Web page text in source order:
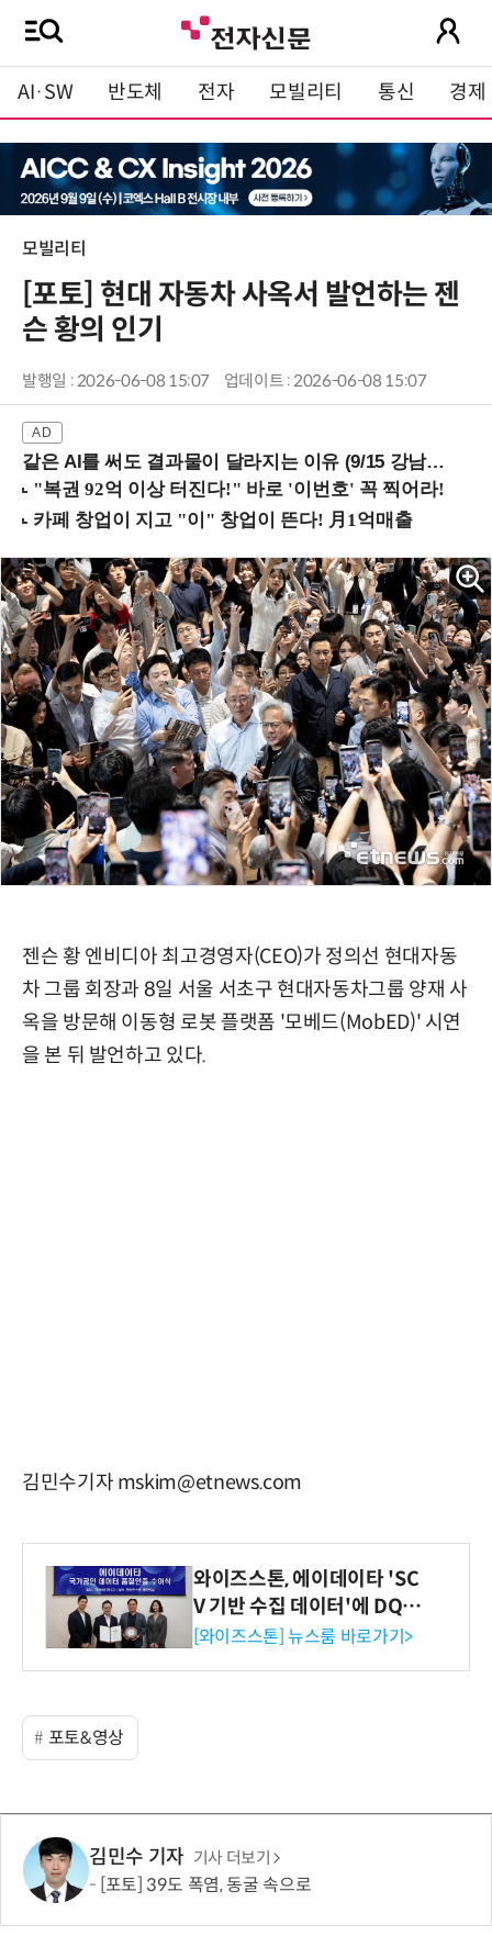
AI·SW 반도체 전자 모빌리티 통신 경제
모빌리티
[포토] 현대 자동차 사옥서 발언하는 젠
슨 황의 인기
발행일 : 2026-06-08 15:07 업데이트 : 2026-06-08 15:07
같은 AI를 써도 결과물이 달라지는 이유 (9/15 강남역)
젠슨 황 엔비디아 최고경영자(CEO)가 정의선 현대자동
차 그룹 회장과 8일 서울 서초구 현대자동차그룹 양재 사
옥을 방문해 이동형 로봇 플랫폼 '모베드(MobED)' 시연
을 본 뒤 발언하고 있다.
김민수기자 mskim@etnews.com
와이즈스톤, 에이데이타 'SC
V 기반 수집 데이터'에 DQ인
증 최고 등급 수여
[와이즈스톤] 뉴스룸 바로가기>
포토&영상
김민수 기자 기사 더보기
[포토] 39도 폭염, 동굴 속으로